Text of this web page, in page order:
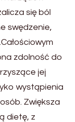
się ból
swędzenie,
zdolność do
jej
wystąpienia
Zwiększa
dietę, z